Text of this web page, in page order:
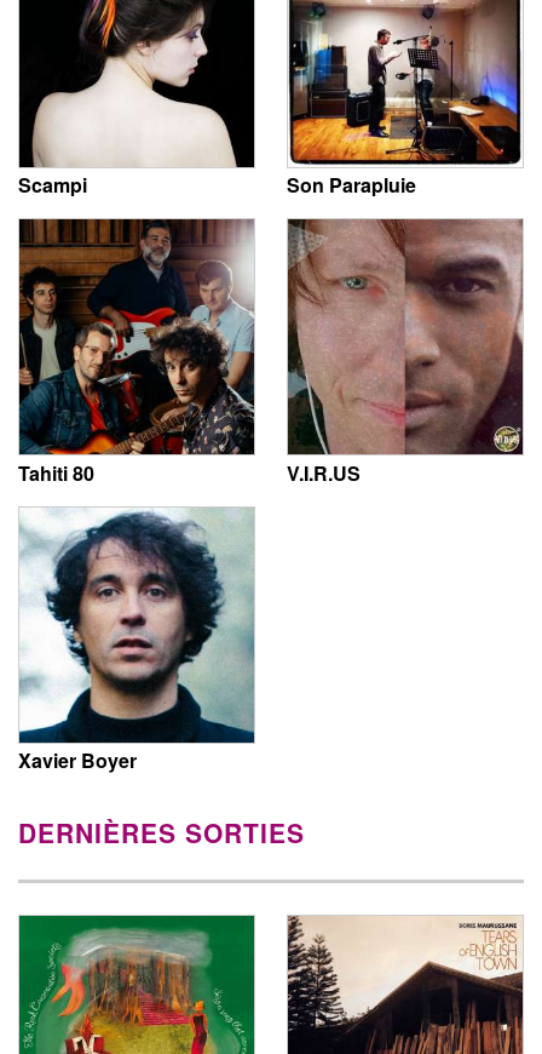
Scampi Son Parapluie
Tahiti 80 V.I.R.US
Xavier Boyer
DERNIÈRES SORTIES